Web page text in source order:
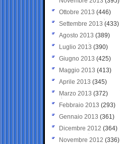
Ottobre 2013 (446)
Settembre 2013 (433)
Agosto 2013 (389)
Luglio 2013 (390)
Giugno 2013 (425)
Maggio 2013 (413)
Aprile 2013 (345)
Marzo 2013 (372)
Febbraio 2013 (293)
Gennaio 2013 (361)
Dicembre 2012 (364)
Novembre 2012 (336)